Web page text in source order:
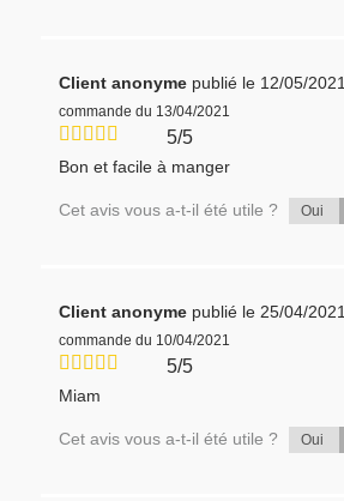
Client anonyme publié le 12/05/2021
commande du 13/04/2021
5/5
Bon et facile à manger
Cet avis vous a-t-il été utile ? Oui
Client anonyme publié le 25/04/2021
commande du 10/04/2021
5/5
Miam
Cet avis vous a-t-il été utile ? Oui